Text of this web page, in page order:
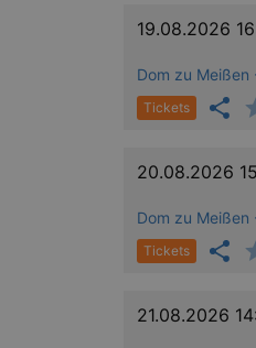
19.08.2026
Dom zu
Tickets
20.08.2026
Dom zu
Tickets
21.08.2026